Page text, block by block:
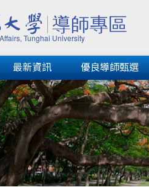
最新資訊 優良導師甄選